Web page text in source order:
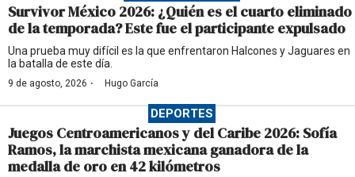
Survivor México 2026: ¿Quién es el cuarto eliminado
de la temporada? Este fue el participante expulsado
Una prueba muy difícil es la que enfrentaron Halcones y Jaguares en
la batalla de este día.
9 de agosto, 2026 · Hugo García
DEPORTES
Juegos Centroamericanos y del Caribe 2026: Sofía
Ramos, la marchista mexicana ganadora de la
medalla de oro en 42 kilómetros